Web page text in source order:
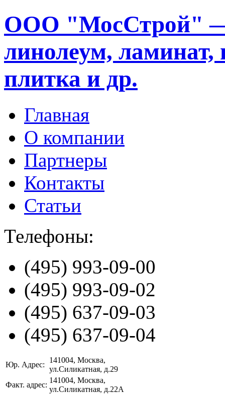
ООО "МосСтрой" —
линолеум, ламинат,
плитка и др.
Главная
О компании
Партнеры
Контакты
Статьи
Телефоны:
(495) 993-09-00
(495) 993-09-02
(495) 637-09-03
(495) 637-09-04
Юр. Адрес:
141004, Москва,
ул.Силикатная, д.29
Факт. адрес:
141004, Москва,
ул.Силикатная, д.22А